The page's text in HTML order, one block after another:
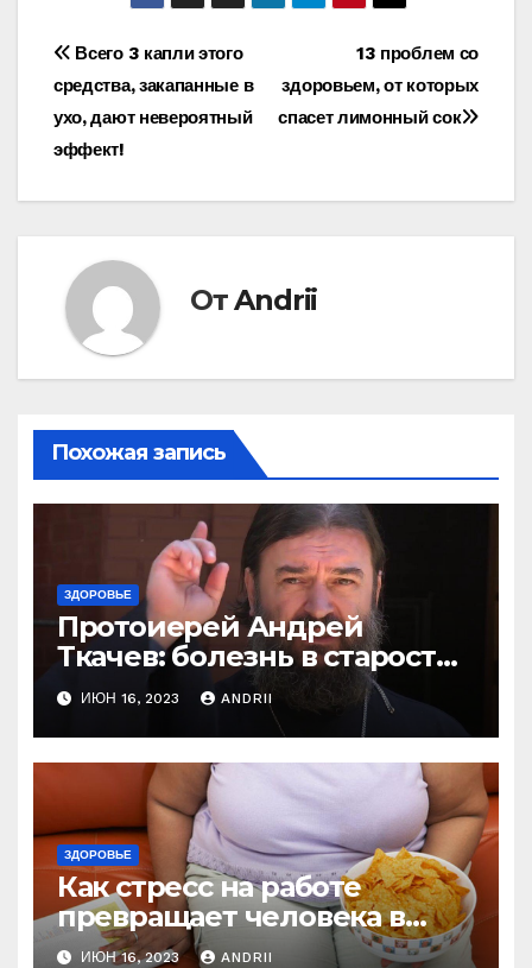
Навигация
по
записям
13 проблем со
здоровьем, от которых
спасет лимонный сок
Всего 3 капли этого
средства, закапанные в
ухо, дают невероятный
эффект!
ОтAndrii
Похожая запись
ЗДОРОВЬЕ
Протоиерей Андрей
Ткачев: болезнь в старости
— это расплата за грехи?
Вот те раз!
ИЮН 16, 2023 ANDRII
ЗДОРОВЬЕ
Как стресс на работе
превращает человека в
колобка! Так вот в чем дело!
ИЮН 16, 2023 ANDRII